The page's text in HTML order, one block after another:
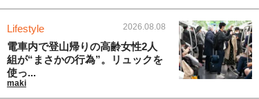
Lifestyle 2026.08.08
電車内で登山帰りの高齢女性2人
組が“まさかの行為”。リュックを
使っ...
maki